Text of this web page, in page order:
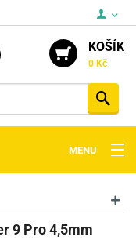
KOŠÍK
0 Kč
MENU
9 Pro 4,5mm